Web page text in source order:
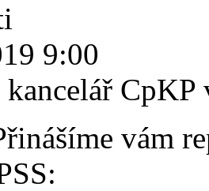
9:00
kancelář
vám